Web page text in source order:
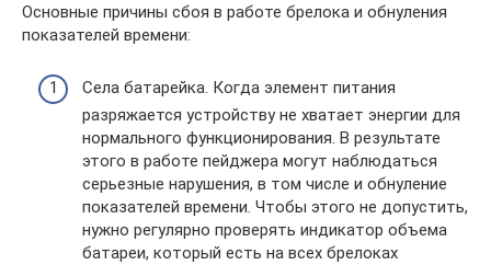
Основные причины сбоя в работе брелока и обнуления
показателей времени:
Села батарейка. Когда элемент питания
разряжается устройству не хватает энергии для
нормального функционирования. В результате
этого в работе пейджера могут наблюдаться
серьезные нарушения, в том числе и обнуление
показателей времени. Чтобы этого не допустить,
нужно регулярно проверять индикатор объема
батареи, который есть на всех брелоках